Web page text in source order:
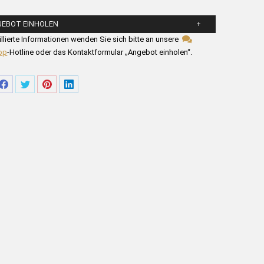
EINHOLEN
Sie die untenstehenden Felder aus.
Informationen wenden Sie sich bitte an unsere
-Hotline oder das Kontaktformular „Angebot einholen“.
ShareShareShareShare